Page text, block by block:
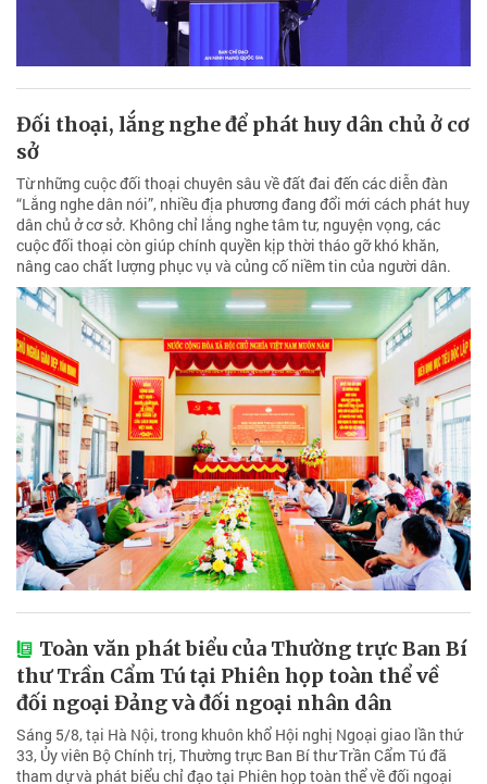
Đối thoại, lắng nghe để phát huy dân chủ ở cơ
sở
Từ những cuộc đối thoại chuyên sâu về đất đai đến các diễn đàn
“Lắng nghe dân nói”, nhiều địa phương đang đổi mới cách phát huy
dân chủ ở cơ sở. Không chỉ lắng nghe tâm tư, nguyện vọng, các
cuộc đối thoại còn giúp chính quyền kịp thời tháo gỡ khó khăn,
nâng cao chất lượng phục vụ và củng cố niềm tin của người dân.
Toàn văn phát biểu của Thường trực Ban Bí
thư Trần Cẩm Tú tại Phiên họp toàn thể về
đối ngoại Đảng và đối ngoại nhân dân
Sáng 5/8, tại Hà Nội, trong khuôn khổ Hội nghị Ngoại giao lần thứ
33, Ủy viên Bộ Chính trị, Thường trực Ban Bí thư Trần Cẩm Tú đã
tham dự và phát biểu chỉ đạo tại Phiên họp toàn thể về đối ngoại